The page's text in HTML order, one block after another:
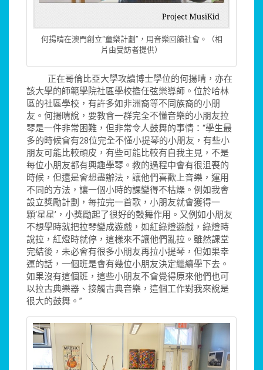
何揚晴在澳門創立“童樂計劃”，用音樂回饋社會。（相
片由受訪者提供）
正在哥倫比亞大學攻讀博士學位的何揚晴，亦在
該大學的師範學院社區學校擔任弦樂導師。位於哈林
區的社區學校，有許多如非洲裔等不同族裔的小朋
友。何揚晴說，要教會一群完全不懂音樂的小朋友拉
琴是一件非常困難，但非常令人鼓舞的事情：“學生最
多的時候會有28位完全不懂小提琴的小朋友，有些小
朋友可能比較頑皮，有些可能比較有自我主見，不是
每位小朋友都有興趣學琴。教的過程中會有很沮喪的
時候，但還是會想盡辦法，讓他們喜歡上音樂，運用
不同的方法，讓一個小時的課變得不枯燥。例如我會
設立獎勵計劃，每拉完一首歌，小朋友就會獲得一
顆‘星星’，小獎勵起了很好的鼓舞作用。又例如小朋友
不想學時就把拉琴變成遊戲，如紅綠燈遊戲，綠燈時
說拉，紅燈時就停，這樣來不讓他們亂拉。雖然課堂
完結後，未必會有很多小朋友再拉小提琴，但如果幸
運的話，一個班是會有幾位小朋友決定繼續學下去。
如果沒有這個班，這些小朋友不會覺得原來他們也可
以拉古典樂器、接觸古典音樂，這個工作對我來說是
很大的鼓舞。”